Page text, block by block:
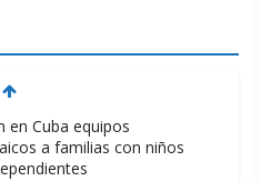
en Cuba equipos
a familias con niños